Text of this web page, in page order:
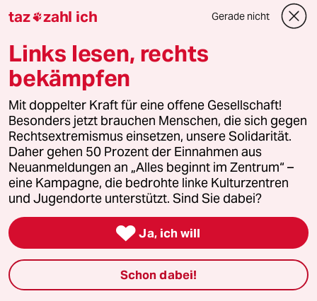
Autorin ,
Journalistin/Kabarettistin
25.05.2024
@Jewels&Iron:
Herzlichen Dank für das Kompliment.
Die solidarische Resonanz ist
wohltuend.
E Einfach-Jemand
@Michaela Dudley:
Dann nehmen Sie doch auch mal
Stellung zu der negativen Resonanz,
die es ja ebenfalls gibt. Es ist eine
Frechheit allem und jedem -heute
taz zahl ich Gerade nicht
Links lesen, rechts
bekämpfen
Mit doppelter Kraft für eine offene Gesellschaft!
Besonders jetzt brauchen Menschen, die sich gegen
Rechtsextremismus einsetzen, unsere Solidarität.
Daher gehen 50 Prozent der Einnahmen aus
Neuanmeldungen an „Alles beginnt im Zentrum“ –
eine Kampagne, die bedrohte linke Kulturzentren
und Jugendorte unterstützt. Sind Sie dabei?
 Ja, ich will
Schon dabei!